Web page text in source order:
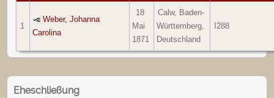
1
Weber, Johanna
Carolina
18
Mai
1871
Calw, Baden-
Württemberg,
Deutschland
I288
Eheschließung